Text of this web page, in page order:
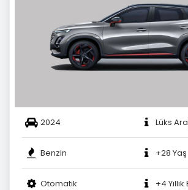
2024 Lüks
Benzin +28 Yaş
Otomatik +4